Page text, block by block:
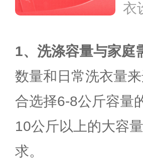
对
人
1、洗涤容量与家庭
数量和日常洗衣量
合选择6-8公斤容量
10公斤以上的大容
求。